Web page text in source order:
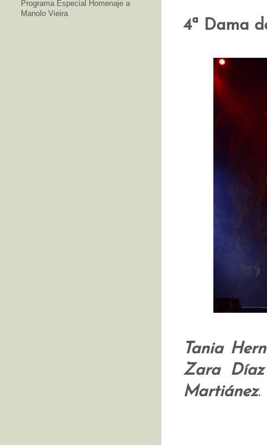
4ª Dama
Tania
Zara Díaz
Martiánez.
Programa Especial Homenaje a
Manolo Vieira